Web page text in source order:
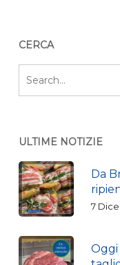
CERCA
ULTIME NOTIZIE
Da
7